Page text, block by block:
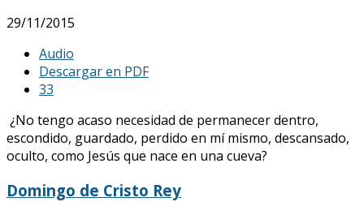
29/11/2015
Audio
Descargar en PDF
33
¿No tengo acaso necesidad de permanecer dentro,
escondido, guardado, perdido en mí mismo, descansado,
oculto, como Jesús que nace en una cueva?
Domingo de Cristo Rey